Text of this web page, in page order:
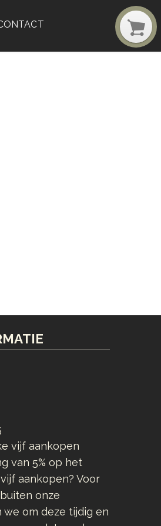
vijf aankopen
van 5% op het
aankopen? Voor
onze
we om deze tijdig en